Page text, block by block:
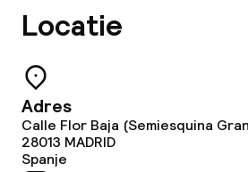
Diner à la carte
Dieetopties
Speciale dieetopties
Locatie
Adres
Calle Flor Baja (Semiesquina
28013 MADRID
Spanje